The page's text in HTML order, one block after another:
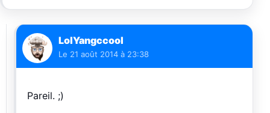
LolYangccool
Le 21 août 2014 à 23:38
Pareil. ;)